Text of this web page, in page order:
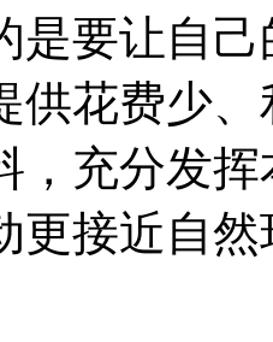
是要让自
供花费少
，充分发
更接近自